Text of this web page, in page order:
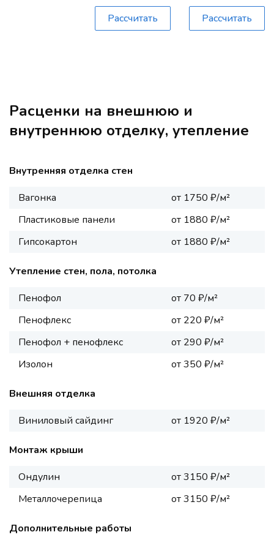
Рассчитать Рассчитать
Расценки на внешнюю и
внутреннюю отделку, утепление
Внутренняя отделка стен
Вагонка
от 1750 ₽/м²
Пластиковые панели
от 1880 ₽/м²
Гипсокартон
от 1880 ₽/м²
Утепление стен, пола, потолка
Пенофол
от 70 ₽/м²
Пенофлекс
от 220 ₽/м²
Пенофол + пенофлекс
от 290 ₽/м²
Изолон
от 350 ₽/м²
Внешняя отделка
Виниловый сайдинг
от 1920 ₽/м²
Монтаж крыши
Ондулин
от 3150 ₽/м²
Металлочерепица
от 3150 ₽/м²
Дополнительные работы